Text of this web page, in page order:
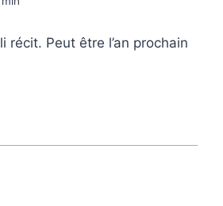
récit. Peut être l’an prochain